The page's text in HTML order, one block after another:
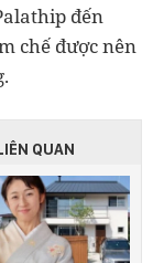
đến
chế được nên
QUAN